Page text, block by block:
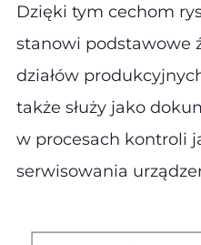
Dzięki tym cechom
stanowi podstawowe
działów
także służy jako
w procesach kontroli
serwisowania